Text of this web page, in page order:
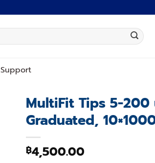
Support
MultiFit Tips 5-200
Graduated,
฿4,500.00